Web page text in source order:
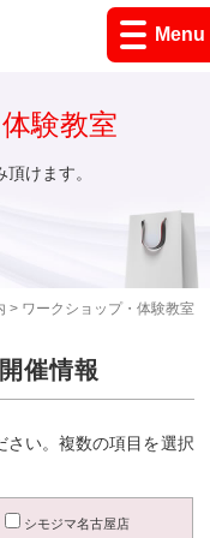
Menu
> ワークショップ・体験教室
験教室
けます。
催情報
さい。複数の項目を選択
シモジマ名古屋店